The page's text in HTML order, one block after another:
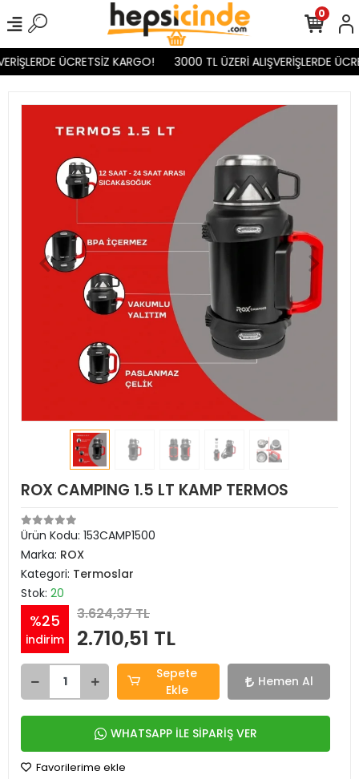
ÜCRETSİZ KARGO! 3000 TL ÜZERİ ALIŞVERİŞLERDE
0
ROX CAMPING 1.5 LT KAMP TERMOS
Ürün Kodu: 153CAMP1500
Marka: ROX
Kategori: Termoslar
Stok: 20
%25
indirim
3.624,37 TL
2.710,51 TL
Sepete
Ekle
Hemen Al
WHATSAPP İLE SİPARİŞ VER
Favorilerime ekle